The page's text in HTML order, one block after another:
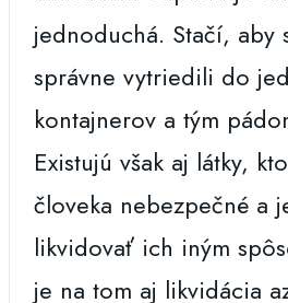
jednoduchá. Stačí, aby
správne vytriedili do
kontajnerov a tým
Existujú však aj látky,
človeka nebezpečné a
likvidovať ich iným
je na tom aj likvidácia